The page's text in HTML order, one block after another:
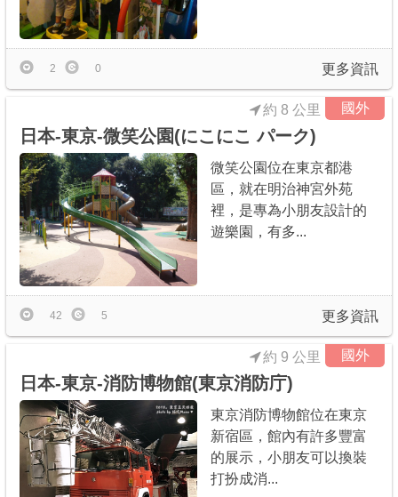
更多資訊
2 0
國外
約 8 公里
日本-東京-微笑公園(にこにこ パーク)
微笑公園位在東京都港
區，就在明治神宮外苑
裡，是專為小朋友設計的
遊樂園，有多...
更多資訊
42 5
國外
約 9 公里
日本-東京-消防博物館(東京消防庁)
東京消防博物館位在東京
新宿區，館內有許多豐富
的展示，小朋友可以換裝
打扮成消...